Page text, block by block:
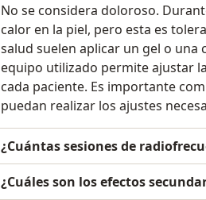
No se considera doloroso.
calor en la piel, pero esta es
salud suelen aplicar un gel o una
equipo utilizado permite ajustar
cada paciente. Es importante
puedan realizar los ajustes
¿Cuántas sesiones de
¿Cuáles son los efectos